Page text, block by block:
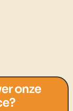
onze